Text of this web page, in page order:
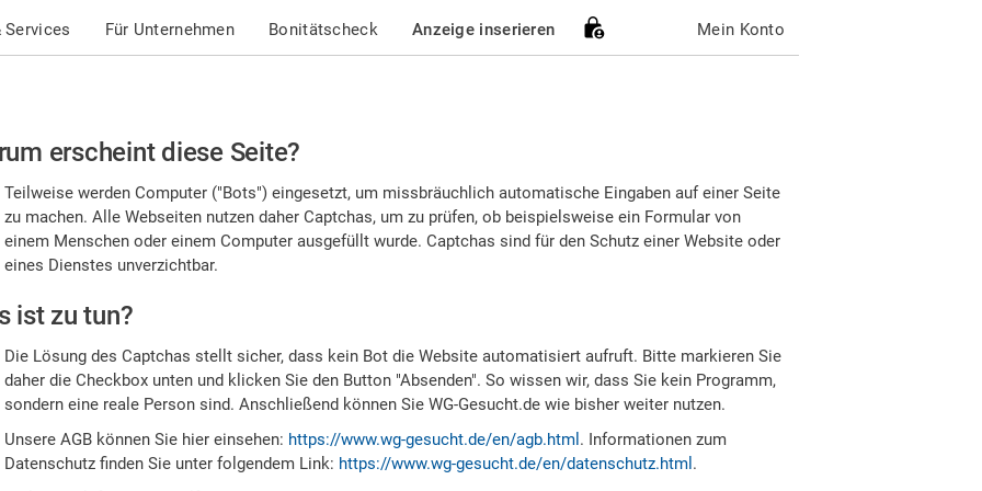
Services Für Unternehmen Bonitätscheck Anzeige inserieren Mein Konto
erscheint diese Seite?
Teilweise werden Computer ("Bots") eingesetzt, um missbräuchlich automatische Eingaben auf einer Seite
zu machen. Alle Webseiten nutzen daher Captchas, um zu prüfen, ob beispielsweise ein Formular von
einem Menschen oder einem Computer ausgefüllt wurde. Captchas sind für den Schutz einer Website oder
eines Dienstes unverzichtbar.
ist zu tun?
Die Lösung des Captchas stellt sicher, dass kein Bot die Website automatisiert aufruft. Bitte markieren Sie
daher die Checkbox unten und klicken Sie den Button "Absenden". So wissen wir, dass Sie kein Programm,
sondern eine reale Person sind. Anschließend können Sie WG-Gesucht.de wie bisher weiter nutzen.
Unsere AGB können Sie hier einsehen: https://www.wg-gesucht.de/en/agb.html . Informationen zum
Datenschutz finden Sie unter folgendem Link: https://www.wg-gesucht.de/en/datenschutz.html .